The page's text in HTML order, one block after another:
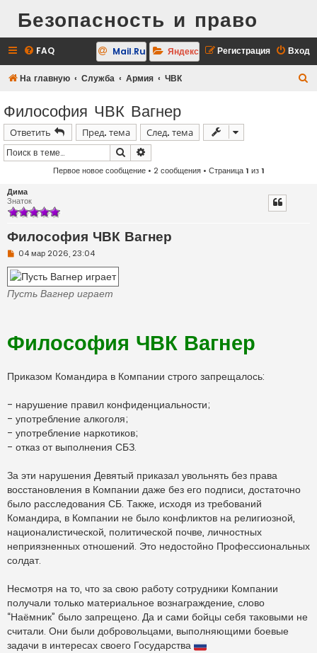
Безопасность и право
FAQ Вход
Регистрация
Mail.Ru Яндекс
На главную Служба Армия ЧВК
Философия ЧВК Вагнер
Ответить Пред. тема
След. тема
Поиск
Первое новое сообщение• 2 сообщения • Страница1 из1
Дима
Знаток
Философия ЧВК Вагнер
Н
п
р
о
ч
н
н
о
о
щ
е
н
и
е
04 мар 2026, 23:04
Пусть Вагнер играет
Философия ЧВК Вагнер
Приказом Командира в Компании строго запрещалось:
- нарушение правил конфиденциальности;
- употребление алкоголя;
- употребление наркотиков;
- отказ от выполнения СБЗ.
За эти нарушения Девятый приказал увольнять без права
восстановления в Компании даже без его подписи, достаточно
было расследования СБ. Также, исходя из требований
Командира, в Компании не было конфликтов на религиозной,
националистической, политической почве, личностных
неприязненных отношений. Это недостойно Профессиональных
солдат.
Несмотря на то, что за свою работу сотрудники Компании
получали только материальное вознаграждение, слово
“Наёмник” было запрещено. Да и сами бойцы себя таковыми не
считали. Они были добровольцами, выполняющими боевые
задачи в интересах своего Государства